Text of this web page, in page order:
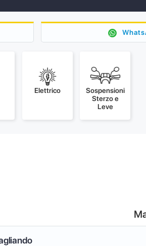
Elettrico
Sospensioni
Sterzo e
Leve